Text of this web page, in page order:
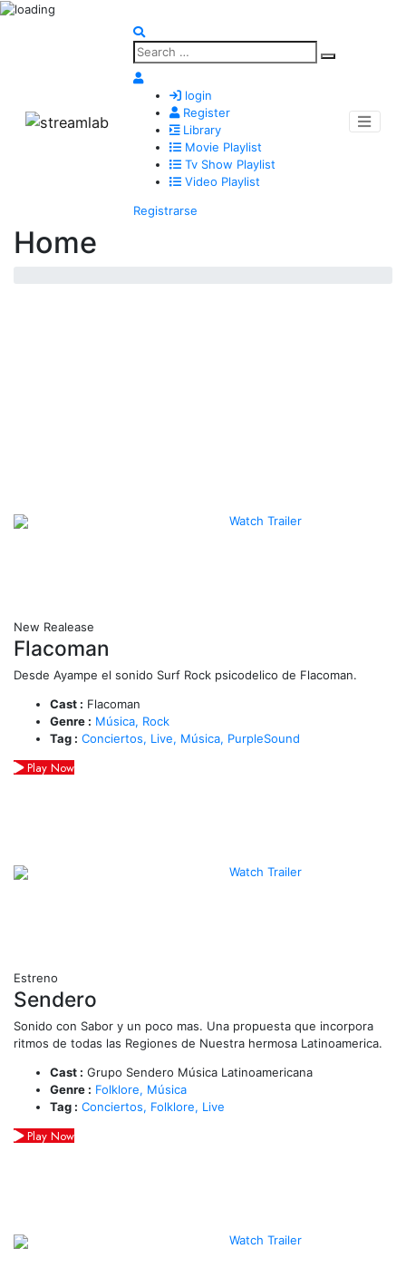
login
Register
Library
Movie Playlist
Tv Show Playlist
Video Playlist
Registrarse
Home
Watch Trailer
New Realease
Flacoman
Desde Ayampe el sonido Surf Rock psicodelico de Flacoman.
Cast : Flacoman
Genre : Música, Rock
Tag : Conciertos, Live, Música, PurpleSound
Play Now
Watch Trailer
Estreno
Sendero
Sonido con Sabor y un poco mas. Una propuesta que incorpora
ritmos de todas las Regiones de Nuestra hermosa Latinoamerica.
Cast : Grupo Sendero Música Latinoamericana
Genre : Folklore, Música
Tag : Conciertos, Folklore, Live
Play Now
Watch Trailer